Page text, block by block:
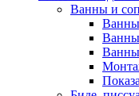
Ванны и
Ванны